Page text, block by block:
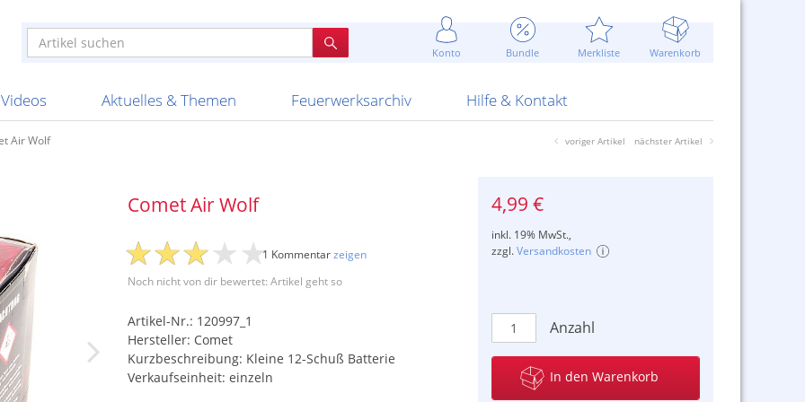
Konto Bundle Merkliste Warenkorb
Schallerzeuger P1
Feuerwerk T1
Schachteln und Attrappen
Streich- und Bengalhölzer
Blitzschnell...
Sommerpreise u.v.m.
Videos
Knallkörper
Batterien
Aktuelles & Themen
Ladenverkauf 2024
20 Jahre Feuerwerksvitrine
Ausnahmegenehmigung
Sammlertreffen
Feuerwerksarchiv
Fireworks Apel Feuerwerk Argento Feuerwerk ARS Pirotecnia
BKV Vuurwerk Bothmer Pyrotechnik
Hilfe & Kontakt
Bestellschluss
Altersnachweis
Versanddienste
Gewerbetreibende
Kontaktformular
AGB
Air Wolf voriger Artikel nächster Artikel
Comet Air Wolf
Noch nicht von dir bewertet: Artikel geht so
1 Kommentarzeigen
Artikel-Nr.: 120997_1
Hersteller: Comet
Kurzbeschreibung: Kleine 12-Schuß Batterie
Verkaufseinheit: einzeln
4,99 €
inkl. 19% MwSt.,
zzgl.Versandkosten
Anzahl
In den Warenkorb